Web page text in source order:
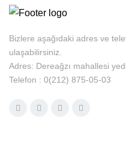
Bizlere aşağıdaki adres ve
ulaşabilirsiniz.
Adres: Dereağzı mahallesi
Telefon : 0(212) 875-05-03